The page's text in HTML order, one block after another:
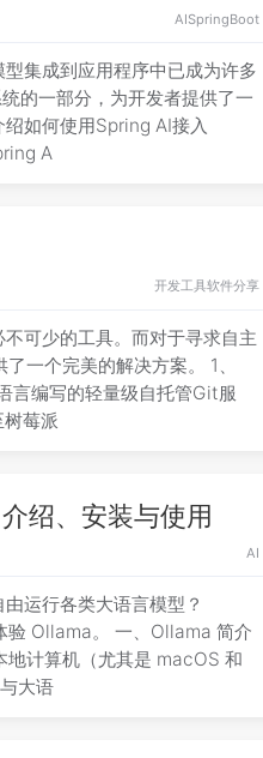
AISpringBoot
集成到应用程序中已成为许多
的一部分，为开发者提供了一
如何使用Spring AI接入
A
开发工具软件分享
可少的工具。而对于寻求自主
一个完美的解决方案。 1、
言编写的轻量级自托管Git服
莓派
绍、安装与使用
AI
运行各类大语言模型？
验 Ollama。 一、Ollama 简介
计算机（尤其是 macOS 和
大语